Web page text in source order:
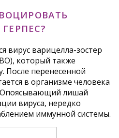
вирус варицелла-зостер
который также
После перенесенной
в организме человека
Опоясывающий лишай
вируса, нередко
иммунной системы.